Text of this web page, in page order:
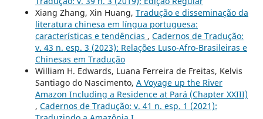
Xiang Zhang, Xin Huang, Tradução e disseminação da
literatura chinesa em língua portuguesa:
características e tendências , Cadernos de Tradução:
v. 43 n. esp. 3 (2023): Relações Luso-Afro-Brasileiras e
Chinesas em Tradução
William H. Edwards, Luana Ferreira de Freitas, Kelvis
Santiago do Nascimento, A Voyage up the River
Amazon Including a Residence at Pará (Chapter XXIII)
, Cadernos de Tradução: v. 41 n. esp. 1 (2021):